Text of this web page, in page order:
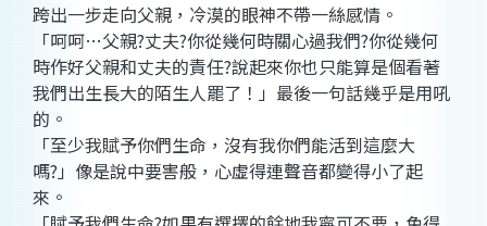
跨出一步走向父親，冷漠的眼神不帶一絲感情。
「呵呵…父親?丈夫?你從幾何時關心過我們?你從幾何
時作好父親和丈夫的責任?說起來你也只能算是個看著
我們出生長大的陌生人罷了！」最後一句話幾乎是用吼
的。
「至少我賦予你們生命，沒有我你們能活到這麼大
嗎?」像是說中要害般，心虛得連聲音都變得小了起
來。